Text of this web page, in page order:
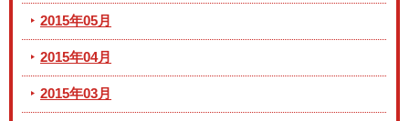
2015年05月
2015年04月
2015年03月